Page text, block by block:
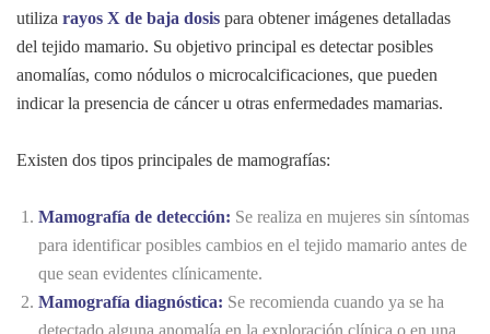
utiliza rayos X de baja dosis para obtener imágenes detalladas
del tejido mamario. Su objetivo principal es detectar posibles
anomalías, como nódulos o microcalcificaciones, que pueden
indicar la presencia de cáncer u otras enfermedades mamarias.
Existen dos tipos principales de mamografías:
Mamografía de detección: Se realiza en mujeres sin síntomas
para identificar posibles cambios en el tejido mamario antes de
que sean evidentes clínicamente.
Mamografía diagnóstica: Se recomienda cuando ya se ha
detectado alguna anomalía en la exploración clínica o en una